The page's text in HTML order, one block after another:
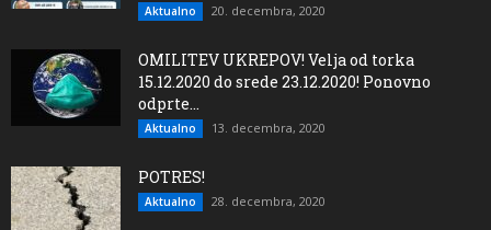
Aktualno 20. decembra, 2020
OMILITEV UKREPOV! Velja od torka
15.12.2020 do srede 23.12.2020! Ponovno
odprte...
Aktualno 13. decembra, 2020
POTRES!
Aktualno 28. decembra, 2020